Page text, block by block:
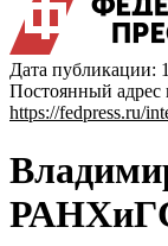
Дата публикации:
Постоянный адрес
https://fedpress.ru/